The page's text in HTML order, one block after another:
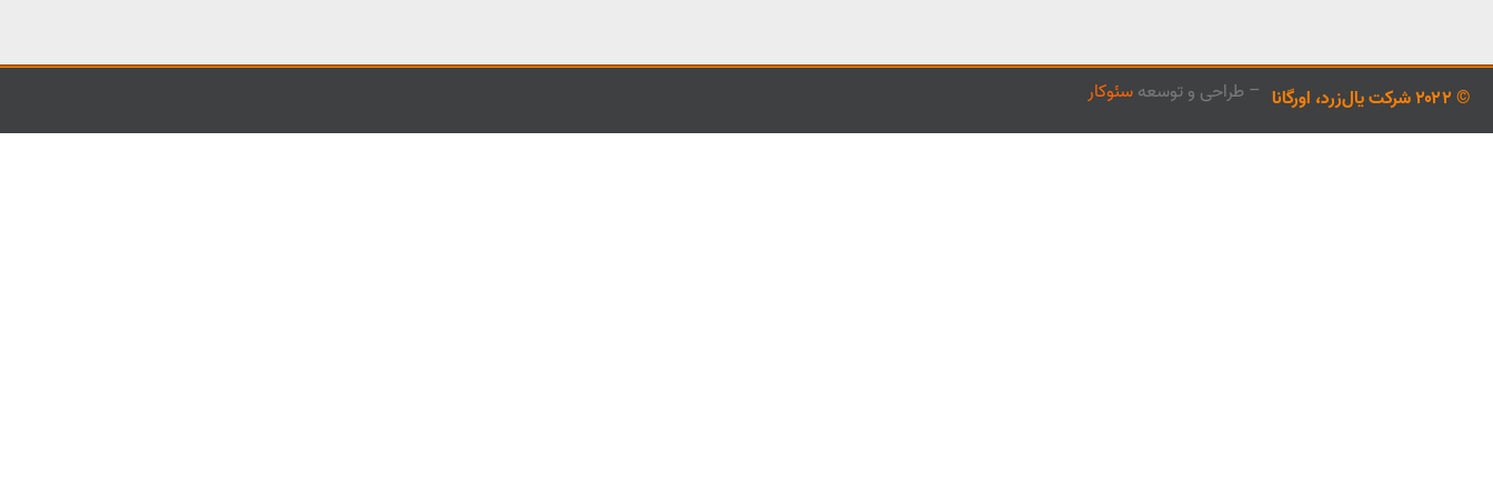
© ۲۰۲۲ شرکت یال‌زرد، اورگانا – طراحی و توسعهسئوکار